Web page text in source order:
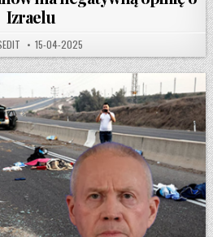
Izraelu
PUBLISHED DATE:
15-04-2025